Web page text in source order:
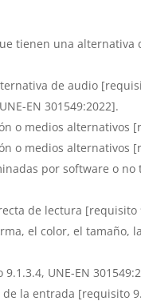
tienen una alternativa
de audio
EN 301549:2022].
medios alternativos
medios alternativos
por software o
de lectura [requisito
el color, el
UNE-EN
la entrada [requisito